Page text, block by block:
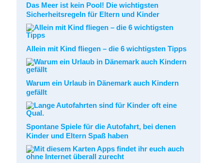
Das Meer ist kein Pool! Die wichtigsten
Sicherheitsregeln für Eltern und Kinder
Allein mit Kind fliegen – die 6 wichtigsten Tipps
Warum ein Urlaub in Dänemark auch Kindern
gefällt
Spontane Spiele für die Autofahrt, bei denen
Kinder und Eltern Spaß haben